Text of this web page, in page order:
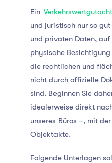
Ein
und juristisch nur so
und privaten Daten,
physische
die rechtlichen und
nicht durch offizielle
sind. Beginnen Sie
idealerweise direkt
unseres Büros –, mit
Objektakte.
Folgende Unterlagen